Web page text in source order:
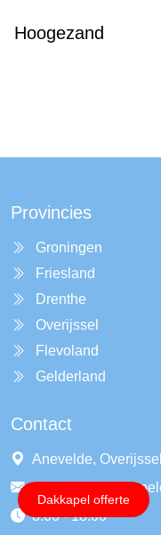
Hoogezand
Provincies
Groningen
Friesland
Drenthe
Overijssel
Flevoland
Gelderland
Contact
Anevelde, Overijssel
8:00 - 18:00
Dakkapel offerte